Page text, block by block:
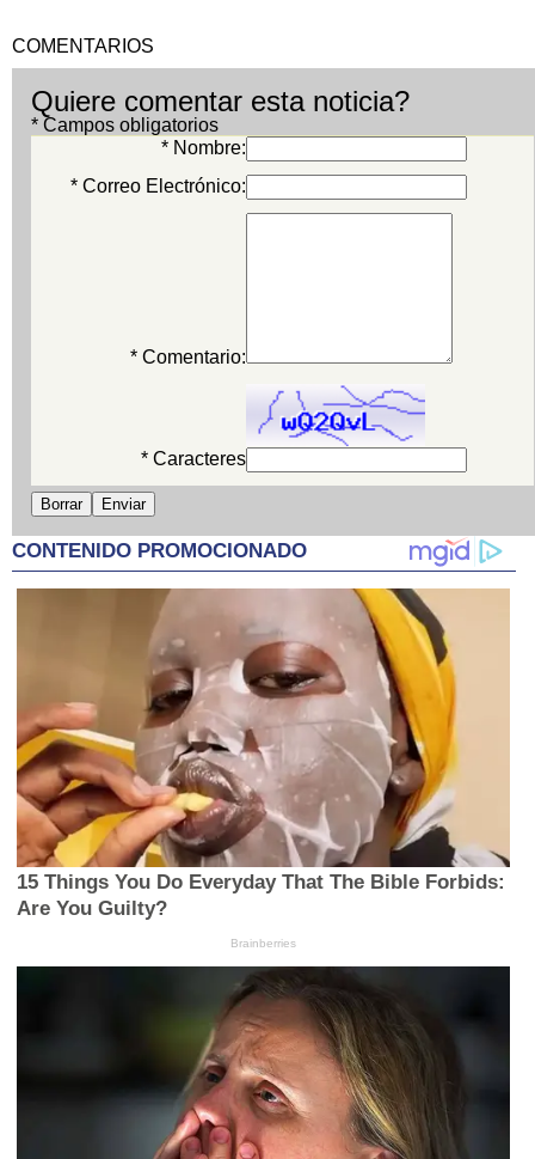
COMENTARIOS
Quiere comentar esta noticia?
* Campos obligatorios
* Nombre:
* Correo Electrónico:
* Comentario:
* Caracteres